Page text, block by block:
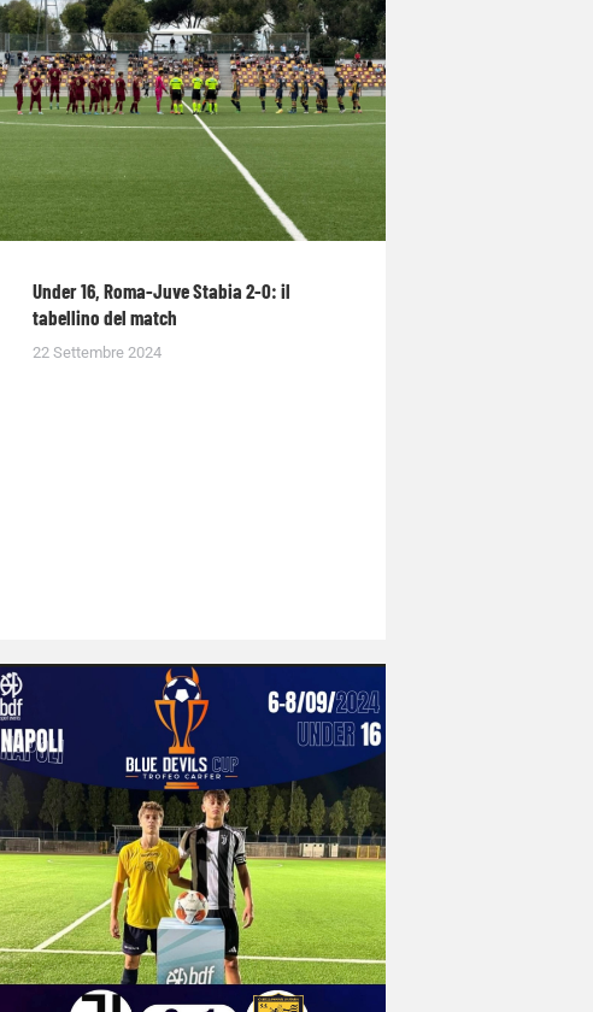
Under 16, Roma-Juve Stabia 2-0: il
tabellino del match
22 Settembre 2024